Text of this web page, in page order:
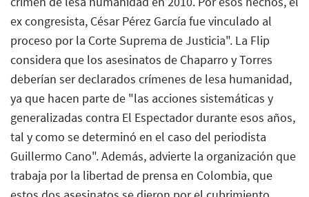
ex congresista, César Pérez García fue vinculado al
proceso por la Corte Suprema de Justicia". La Flip
considera que los asesinatos de Chaparro y Torres
deberían ser declarados crímenes de lesa humanidad,
ya que hacen parte de "las acciones sistemáticas y
generalizadas contra El Espectador durante esos años,
tal y como se determinó en el caso del periodista
Guillermo Cano". Además, advierte la organización que
trabaja por la libertad de prensa en Colombia, que